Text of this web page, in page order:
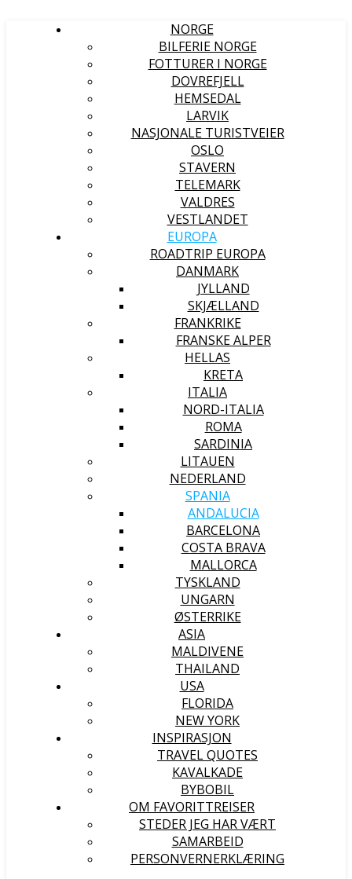
NORGE
BILFERIE NORGE
FOTTURER I NORGE
DOVREFJELL
HEMSEDAL
LARVIK
NASJONALE TURISTVEIER
OSLO
STAVERN
TELEMARK
VALDRES
VESTLANDET
EUROPA
ROADTRIP EUROPA
DANMARK
JYLLAND
SKJÆLLAND
FRANKRIKE
FRANSKE ALPER
HELLAS
KRETA
ITALIA
NORD-ITALIA
ROMA
SARDINIA
LITAUEN
NEDERLAND
SPANIA
ANDALUCIA
BARCELONA
COSTA BRAVA
MALLORCA
TYSKLAND
UNGARN
ØSTERRIKE
ASIA
MALDIVENE
THAILAND
USA
FLORIDA
NEW YORK
INSPIRASJON
TRAVEL QUOTES
KAVALKADE
BYBOBIL
OM FAVORITTREISER
STEDER JEG HAR VÆRT
SAMARBEID
PERSONVERNERKLÆRING